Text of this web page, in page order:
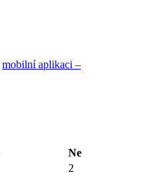
mobilní aplikaci –
Ne
2